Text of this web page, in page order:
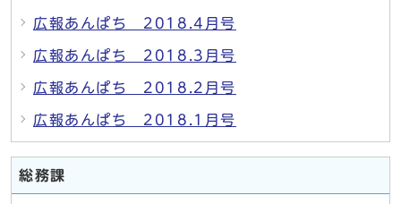
広報あんぱち 2018.4月号
広報あんぱち 2018.3月号
広報あんぱち 2018.2月号
広報あんぱち 2018.1月号
総務課